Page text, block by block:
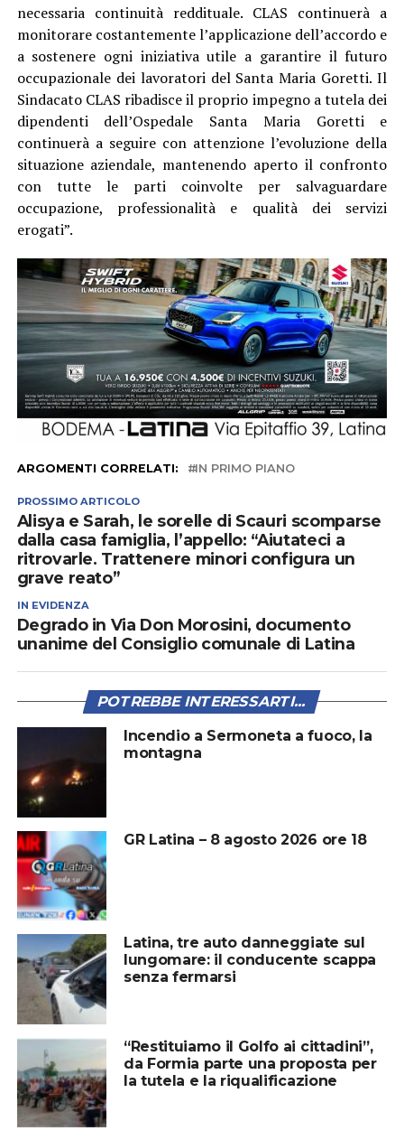
necessaria continuità reddituale. CLAS continuerà a
monitorare costantemente l’applicazione dell’accordo e
a sostenere ogni iniziativa utile a garantire il futuro
occupazionale dei lavoratori del Santa Maria Goretti. Il
Sindacato CLAS ribadisce il proprio impegno a tutela dei
dipendenti dell’Ospedale Santa Maria Goretti e
continuerà a seguire con attenzione l’evoluzione della
situazione aziendale, mantenendo aperto il confronto
con tutte le parti coinvolte per salvaguardare
occupazione, professionalità e qualità dei servizi
erogati”.
ARGOMENTI CORRELATI: IN PRIMO PIANO
PROSSIMO ARTICOLO
Alisya e Sarah, le sorelle di Scauri scomparse
dalla casa famiglia, l’appello: “Aiutateci a
ritrovarle. Trattenere minori configura un
grave reato”
IN EVIDENZA
Degrado in Via Don Morosini, documento
unanime del Consiglio comunale di Latina
POTREBBE INTERESSARTI...
Incendio a Sermoneta a fuoco, la
montagna
GR Latina – 8 agosto 2026 ore 18
Latina, tre auto danneggiate sul
lungomare: il conducente scappa
senza fermarsi
“Restituiamo il Golfo ai cittadini”,
da Formia parte una proposta per
la tutela e la riqualificazione